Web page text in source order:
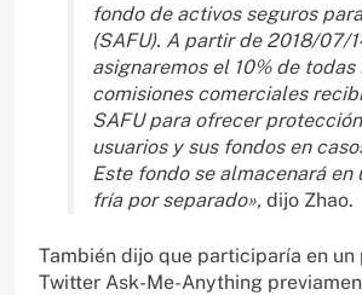
fondo de activos seguros
(SAFU). A partir de 2018/07/
asignaremos el 10% de todas
comisiones comerciales
SAFU para ofrecer
usuarios y sus fondos en
Este fondo se almacenará en
fría por separado», dijo Zhao.
También dijo que participaría en un
Twitter Ask-Me-Anything